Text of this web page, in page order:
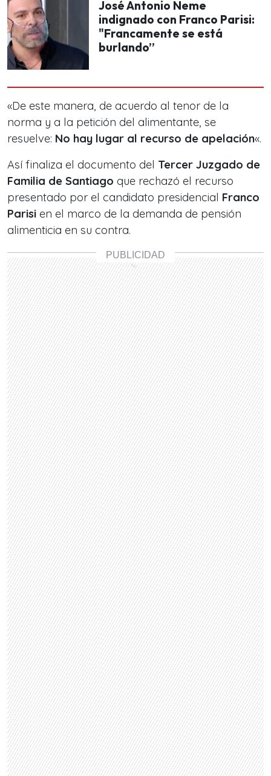
José Antonio Neme
indignado con Franco Parisi:
"Francamente se está
burlando”
«De este manera, de acuerdo al tenor de la
norma y a la petición del alimentante, se
resuelve: No hay lugar al recurso de apelación«.
Así finaliza el documento del Tercer Juzgado de
Familia de Santiago que rechazó el recurso
presentado por el candidato presidencial Franco
Parisi en el marco de la demanda de pensión
alimenticia en su contra.